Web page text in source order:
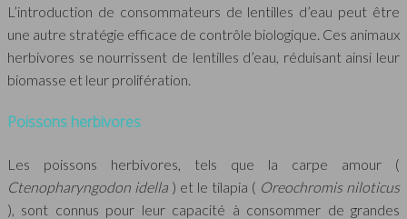
L’introduction de consommateurs de lentilles d’eau peut être
une autre stratégie efficace de contrôle biologique. Ces animaux
herbivores se nourrissent de lentilles d’eau, réduisant ainsi leur
biomasse et leur prolifération.
Poissons herbivores
Les poissons herbivores, tels que la carpe amour (
Ctenopharyngodon idella ) et le tilapia ( Oreochromis niloticus
), sont connus pour leur capacité à consommer de grandes